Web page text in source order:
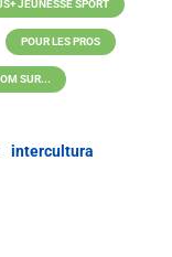
JEUNESSE SPORT
POUR LES PROS
SUR...
intercultura